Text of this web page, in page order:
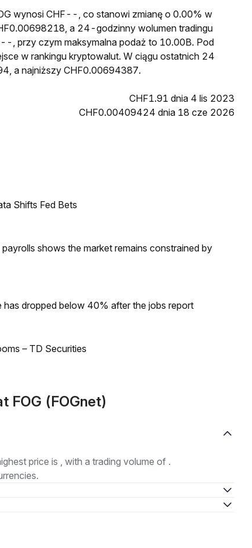
wynosi CHF--, co stanowi zmianę o 0.00% w
a 24-godzinny wolumen tradingu
, przy czym maksymalna podaż to 10.00B. Pod
w rankingu kryptowalut. W ciągu ostatnich 24
a najniższy CHF0.00694387.
CHF1.91 dnia 4 lis 2023
CHF0.00409424 dnia 18 cze 2026
Shifts Fed Bets
shows the market remains constrained by
dropped below 40% after the jobs report
– TD Securities
FOG (FOGnet)
price is , with a trading volume of .